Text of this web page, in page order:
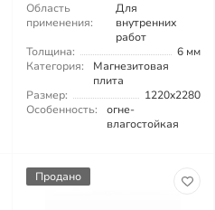
Область
применения:
Для
внутренних
работ
Толщина:
6 мм
Категория:
Магнезитовая
плита
Размер:
1220x2280
Особенность:
огне-
влагостойкая
Продано